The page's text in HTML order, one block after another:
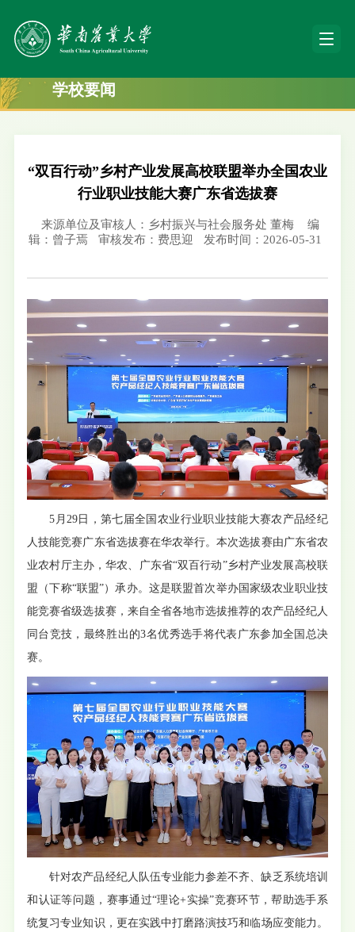
学校要闻
“双百行动”乡村产业发展高校联盟举办全国农业
行业职业技能大赛广东省选拔赛
来源单位及审核人：乡村振兴与社会服务处 董梅
编
辑：曾子焉
审核发布：费思迎 发布时间：2026-05-31
5月29日，第七届全国农业行业职业技能大赛农产品经纪
人技能竞赛广东省选拔赛在华农举行。本次选拔赛由广东省农
业农村厅主办，华农、广东省“双百行动”乡村产业发展高校联
盟（下称“联盟”）承办。这是联盟首次举办国家级农业职业技
能竞赛省级选拔赛，来自全省各地市选拔推荐的农产品经纪人
同台竞技，最终胜出的3名优秀选手将代表广东参加全国总决
赛。
针对农产品经纪人队伍专业能力参差不齐、缺乏系统培训
和认证等问题，赛事通过“理论+实操”竞赛环节，帮助选手系
统复习专业知识，更在实践中打磨路演技巧和临场应变能力。